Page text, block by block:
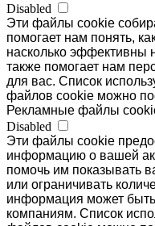
Disabled
Эти файлы cookie
помогает нам понять,
насколько эффективны
также помогает нам
для вас. Список
файлов cookie можно
Рекламные файлы
Disabled
Эти файлы cookie
информацию о вашей
помочь им показывать
или ограничивать
информация может
компаниям. Список